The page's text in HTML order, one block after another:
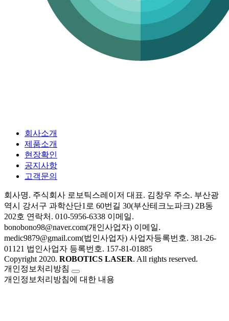
회사소개
제품소개
현장확인
공지사항
고객문의
회사명. 주식회사 로보틱스레이저 대표. 김창우 주소. 부산광
역시 강서구 과학산단1로 60번길 30(부산테크노파크) 2B동
202호 연락처. 010-5956-6338 이메일.
bonobono98@naver.com(개인사업자) 이메일.
medic9879@gmail.com(법인사업자) 사업자등록번호. 381-26-
01121 법인사업자 등록번호. 157-81-01885
Copyright 2020. ROBOTICS LASER. All rights reserved.
개인정보처리방침
개인정보처리방침에 대한 내용